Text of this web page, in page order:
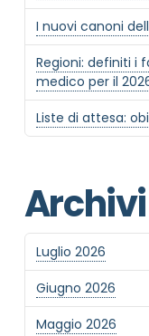
I nuovi canoni
Regioni: definiti i
medico per il
Liste di attesa:
Archivi
Luglio 2026
Giugno 2026
Maggio 2026